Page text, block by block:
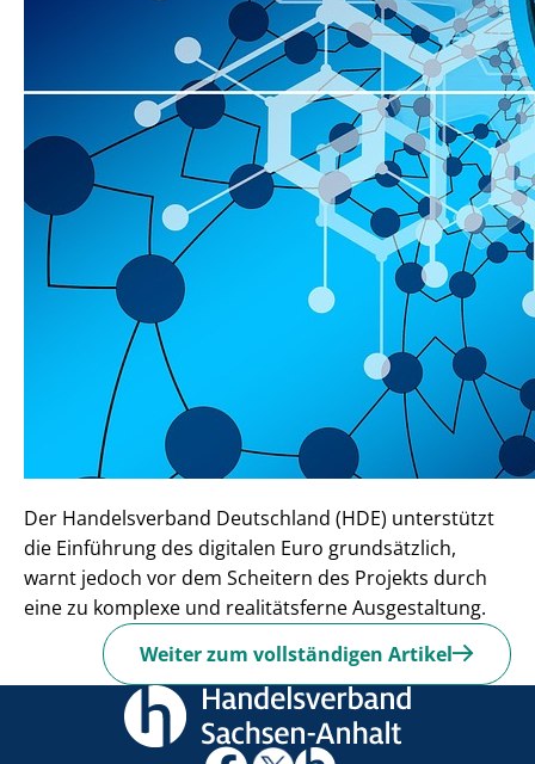
Der Handelsverband Deutschland (HDE) unterstützt
die Einführung des digitalen Euro grundsätzlich,
warnt jedoch vor dem Scheitern des Projekts durch
eine zu komplexe und realitätsferne Ausgestaltung.
Weiter zum vollständigen Artikel